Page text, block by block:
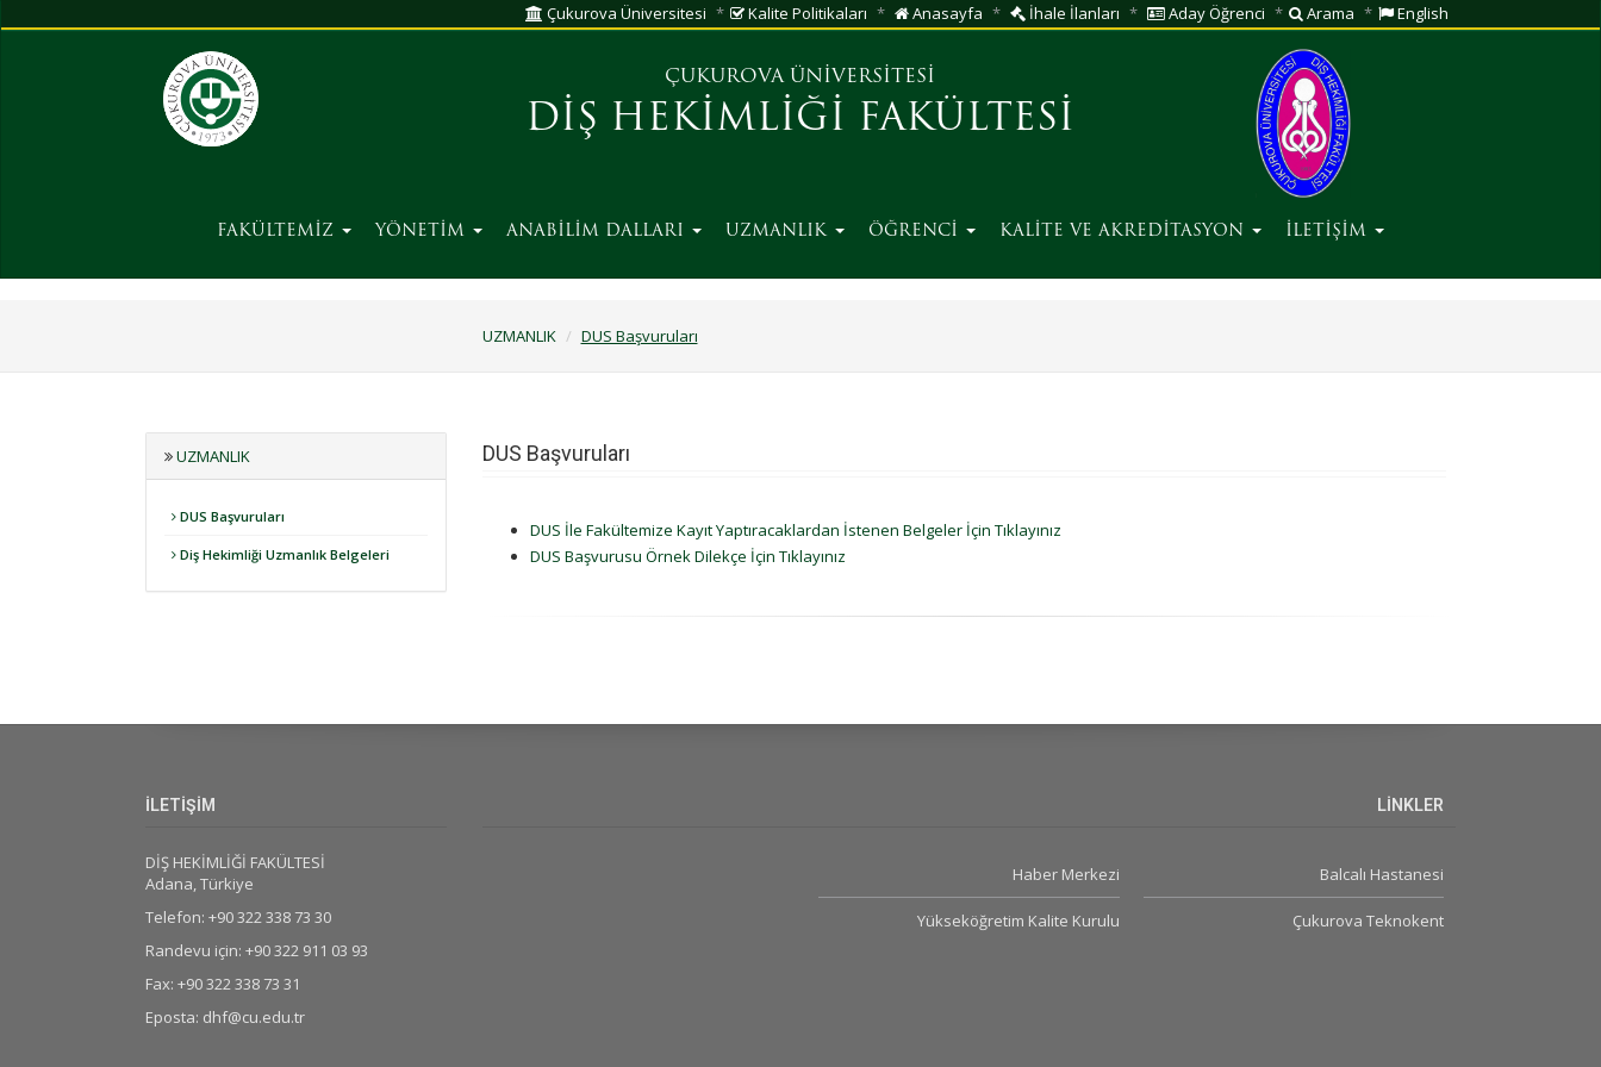
Çukurova Üniversitesi Kalite Politikaları Anasayfa İhale İlanları Aday Öğrenci Arama English
ÇUKUROVA ÜNİVERSİTESİ
DİŞ HEKİMLİĞİ FAKÜLTESİ
FAKÜLTEMİZ YÖNETİM ANABİLİM DALLARI UZMANLIK ÖĞRENCİ KALİTE VE AKREDİTASYON İLETİŞİM
UZMANLIK DUS Başvuruları
UZMANLIK
DUS Başvuruları
Diş Hekimliği Uzmanlık Belgeleri
DUS Başvuruları
DUS İle Fakültemize Kayıt Yaptıracaklardan İstenen Belgeler İçin Tıklayınız
DUS Başvurusu Örnek Dilekçe İçin Tıklayınız
İLETİŞİM
DİŞ HEKİMLİĞİ FAKÜLTESİ
Adana, Türkiye
Telefon: +90 322 338 73 30
Randevu için: +90 322 911 03 93
Fax: +90 322 338 73 31
Eposta: dhf@cu.edu.tr
LİNKLER
Balcalı Hastanesi
Çukurova Teknokent
Haber Merkezi
Yükseköğretim Kalite Kurulu